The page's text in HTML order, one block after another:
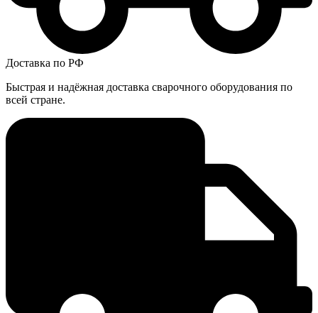
Доставка по РФ
Быстрая и надёжная доставка сварочного оборудования по
всей стране.